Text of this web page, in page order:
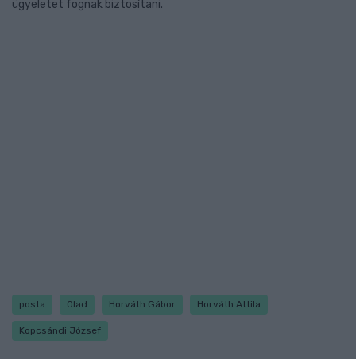
ügyeletet fognak biztosítani.
posta Olad Horváth Gábor Horváth Attila
Kopcsándi József